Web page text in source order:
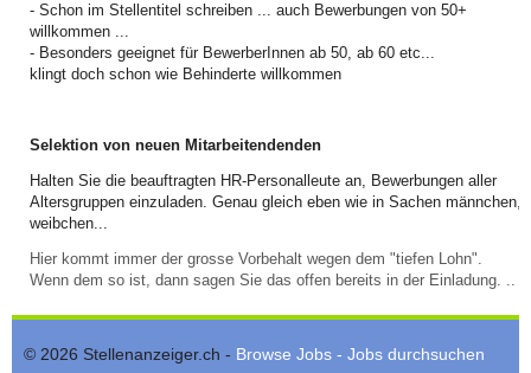
- Schon im Stellentitel schreiben ... auch Bewerbungen von 50+
willkommen ...
- Besonders geeignet für BewerberInnen ab 50, ab 60 etc...
klingt doch schon wie Behinderte willkommen
Selektion von neuen Mitarbeitendenden
Halten Sie die beauftragten HR-Personalleute an, Bewerbungen aller
Altersgruppen einzuladen. Genau gleich eben wie in Sachen männchen,
weibchen...
Hier kommt immer der grosse Vorbehalt wegen dem "tiefen Lohn".
Wenn dem so ist, dann sagen Sie das offen bereits in der Einladung. ..
© 2026 Stellenanzeiger.ch - Browse Jobs - Jobs durchsuchen